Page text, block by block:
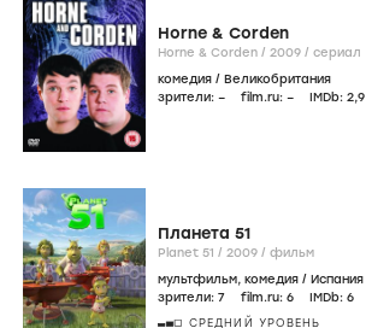
Horne & Corden
Horne & Corden / 2009 / сериал
комедия / Великобритания
зрители: – film.ru: – IMDb: 2,9
Планета 51
Planet 51 / 2009 / фильм
мультфильм, комедия / Испания
зрители: 7 film.ru: 6 IMDb: 6
СРЕДНИЙ УРОВЕНЬ